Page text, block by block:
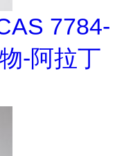
7784-
-阿拉丁